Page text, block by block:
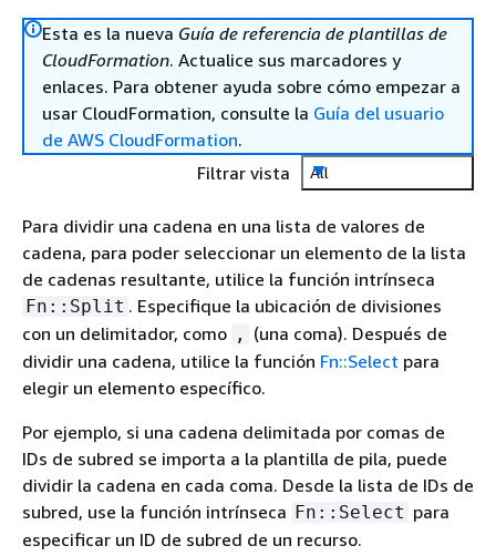
Esta es la nueva Guía de referencia de plantillas de
CloudFormation. Actualice sus marcadores y
enlaces. Para obtener ayuda sobre cómo empezar a
usar CloudFormation, consulte la Guía del usuario
de AWS CloudFormation.
Filtrar vista
All
Para dividir una cadena en una lista de valores de
cadena, para poder seleccionar un elemento de la lista
de cadenas resultante, utilice la función intrínseca
Fn::Split . Especifique la ubicación de divisiones
con un delimitador, como ,
(una coma). Después de
dividir una cadena, utilice la función Fn::Select para
elegir un elemento específico.
Por ejemplo, si una cadena delimitada por comas de
IDs de subred se importa a la plantilla de pila, puede
dividir la cadena en cada coma. Desde la lista de IDs de
subred, use la función intrínseca Fn::Select para
especificar un ID de subred de un recurso.